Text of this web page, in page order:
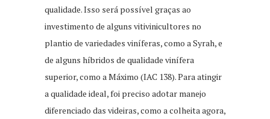
qualidade. Isso será possível graças ao
investimento de alguns vitivinicultores no
plantio de variedades viníferas, como a Syrah, e
de alguns híbridos de qualidade vinífera
superior, como a Máximo (IAC 138). Para atingir
a qualidade ideal, foi preciso adotar manejo
diferenciado das videiras, como a colheita agora,